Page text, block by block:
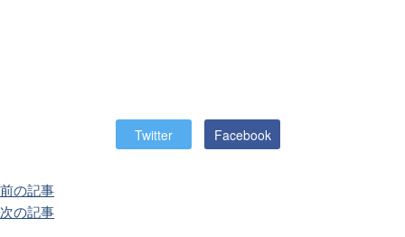
Twitter Facebook
前の記事
次の記事